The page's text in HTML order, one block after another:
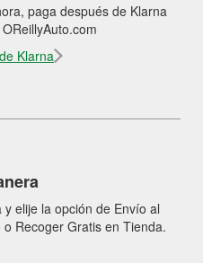
paga después de Klarna
Klarna
elije la opción de Envío al
Recoger Gratis en Tienda.